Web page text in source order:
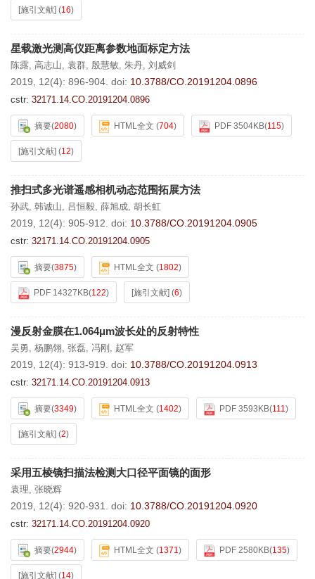
[施引文献] (16)
星载激光测高仪距离参数地面标定方法
陈露, 高志山, 袁群, 殷慧敏, 朱丹, 刘威剑
2019, 12(4): 896-904. doi: 10.3788/CO.20191204.0896
cstr: 32171.14.CO.20191204.0896
摘要(2080) HTML全文 (704) PDF 3504KB(115)
[施引文献] (12)
推扫式多光谱遥感相机动态范围拓展方法
孙武, 韩诚山, 吕恒毅, 薛旭成, 胡长虹
2019, 12(4): 905-912. doi: 10.3788/CO.20191204.0905
cstr: 32171.14.CO.20191204.0905
摘要(3875) HTML全文 (1802)
PDF 14327KB(122) [施引文献] (6)
漫反射金膜在1.064μm波长处的反射特性
吴勇, 杨鹏翎, 张磊, 冯刚 , 赵军
2019, 12(4): 913-919. doi: 10.3788/CO.20191204.0913
cstr: 32171.14.CO.20191204.0913
摘要(3349) HTML全文 (1402) PDF 3593KB(111)
[施引文献] (2)
采用五棱镜扫描法检测大口径平面镜的面形
袁理, 张晓辉
2019, 12(4): 920-931. doi: 10.3788/CO.20191204.0920
cstr: 32171.14.CO.20191204.0920
摘要(2944) HTML全文 (1371) PDF 2580KB(135)
[施引文献] (14)